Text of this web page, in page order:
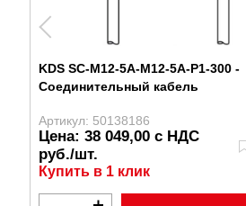
KDS SC-M12-5A-M12-5A-P1-300 -
Соединительный кабель
Артикул: 50138186
Цена: 38 049,00 с НДС
руб./шт.
Купить в 1 клик